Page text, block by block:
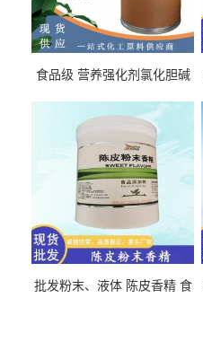
食品级 营养强化剂氯化胆碱
批发粉末、液体 陈皮香精 食